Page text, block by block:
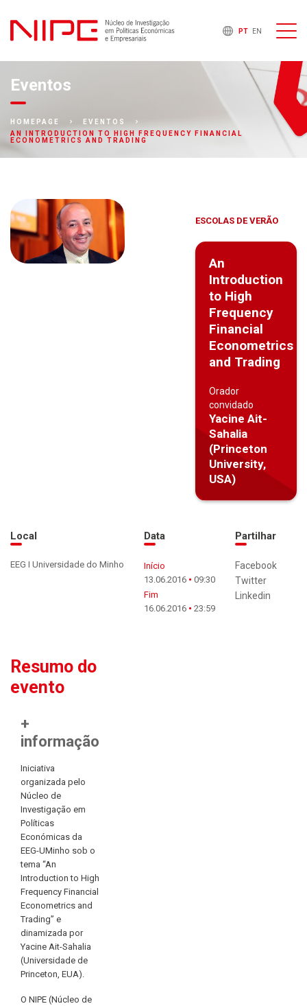
PT EN
Eventos
HOMEPAGE
EVENTOS
AN INTRODUCTION TO HIGH FREQUENCY FINANCIAL
ECONOMETRICS AND TRADING
ESCOLAS DE VERÃO
An
Introduction
to High
Frequency
Financial
Econometrics
and Trading
Orador
convidado
Yacine Ait-
Sahalia
(Princeton
University,
USA)
Local
EEG I Universidade do Minho
Data
Início
13.06.2016
09:30
Fim
16.06.2016
23:59
Partilhar
Facebook
Twitter
Linkedin
Resumo do
evento
+
informação
Iniciativa
organizada pelo
Núcleo de
Investigação em
Políticas
Económicas da
EEG-UMinho sob o
tema “An
Introduction to High
Frequency Financial
Econometrics and
Trading” e
dinamizada por
Yacine Ait-Sahalia
(Universidade de
Princeton, EUA).
O NIPE (Núcleo de